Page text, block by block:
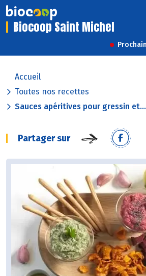
Biocoop Saint Michel
Accueil
Toutes nos recettes
Sauces apéritives pour gressin et...
Partager sur